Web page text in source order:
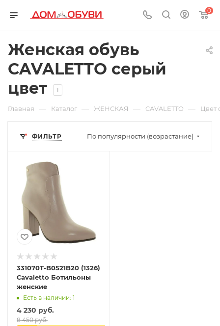
0
Женская обувь
CAVALETTO серый
цвет
1
Главная — Каталог — ЖЕНСКАЯ — CAVALETTO — Цвет
ФИЛЬТР По популярности (возрастание)
331070T-B0521B20 (1326)
Сavaletto Ботильоны
женские
Есть в наличии: 1
4 230 руб.
8 450 руб.